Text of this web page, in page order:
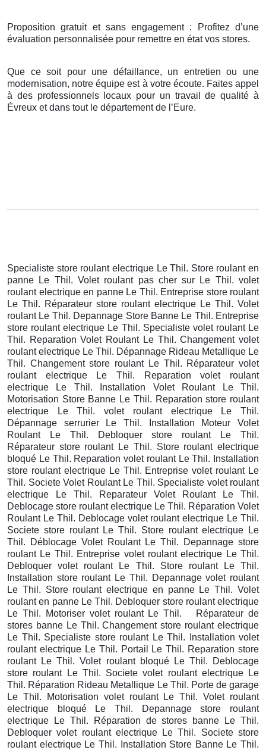
Proposition gratuit et sans engagement : Profitez d’une
évaluation personnalisée pour remettre en état vos stores.
Que ce soit pour une défaillance, un entretien ou une
modernisation, notre équipe est à votre écoute. Faites appel
à des professionnels locaux pour un travail de qualité à
Évreux et dans tout le département de l’Eure.
Specialiste store roulant electrique Le Thil. Store roulant en
panne Le Thil. Volet roulant pas cher sur Le Thil. volet
roulant electrique en panne Le Thil. Entreprise store roulant
Le Thil. Réparateur store roulant electrique Le Thil. Volet
roulant Le Thil. Depannage Store Banne Le Thil. Entreprise
store roulant electrique Le Thil. Specialiste volet roulant Le
Thil. Reparation Volet Roulant Le Thil. Changement volet
roulant electrique Le Thil. Dépannage Rideau Metallique Le
Thil. Changement store roulant Le Thil. Réparateur volet
roulant electrique Le Thil. Reparation volet roulant
electrique Le Thil. Installation Volet Roulant Le Thil.
Motorisation Store Banne Le Thil. Reparation store roulant
electrique Le Thil. volet roulant electrique Le Thil.
Dépannage serrurier Le Thil. Installation Moteur Volet
Roulant Le Thil. Debloquer store roulant Le Thil.
Réparateur store roulant Le Thil. Store roulant electrique
bloqué Le Thil. Reparation volet roulant Le Thil. Installation
store roulant electrique Le Thil. Entreprise volet roulant Le
Thil. Societe Volet Roulant Le Thil. Specialiste volet roulant
electrique Le Thil. Reparateur Volet Roulant Le Thil.
Deblocage store roulant electrique Le Thil. Réparation Volet
Roulant Le Thil. Deblocage volet roulant electrique Le Thil.
Societe store roulant Le Thil. Store roulant electrique Le
Thil. Déblocage Volet Roulant Le Thil. Depannage store
roulant Le Thil. Entreprise volet roulant electrique Le Thil.
Debloquer volet roulant Le Thil. Store roulant Le Thil.
Installation store roulant Le Thil. Depannage volet roulant
Le Thil. Store roulant electrique en panne Le Thil. Volet
roulant en panne Le Thil. Debloquer store roulant electrique
Le Thil. Motoriser volet roulant Le Thil. Réparateur de
stores banne Le Thil. Changement store roulant electrique
Le Thil. Specialiste store roulant Le Thil. Installation volet
roulant electrique Le Thil. Portail Le Thil. Reparation store
roulant Le Thil. Volet roulant bloqué Le Thil. Deblocage
store roulant Le Thil. Societe volet roulant electrique Le
Thil. Réparation Rideau Metallique Le Thil. Porte de garage
Le Thil. Motorisation volet roulant Le Thil. Volet roulant
electrique bloqué Le Thil. Depannage store roulant
electrique Le Thil. Réparation de stores banne Le Thil.
Debloquer volet roulant electrique Le Thil. Societe store
roulant electrique Le Thil. Installation Store Banne Le Thil.